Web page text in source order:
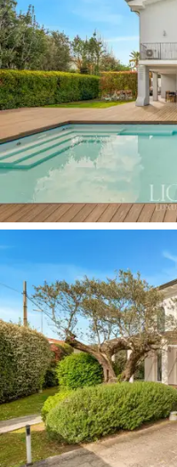
vetrate ad arco.
copertura a capanna,
e leggerezza. Al
definisce l’area
ospiti o trascorrere
elicoidale, realizzata
collega visivamente e
diventando un
Un raffinato ballatoio
mq, ideale per godere
totale privacy. Lazona
è un ambiente
grande tavolo in legno
cucinaèmoderna e
elettrodomesticidi alta
sgabelli per momenti
rifugio di tranquillità e